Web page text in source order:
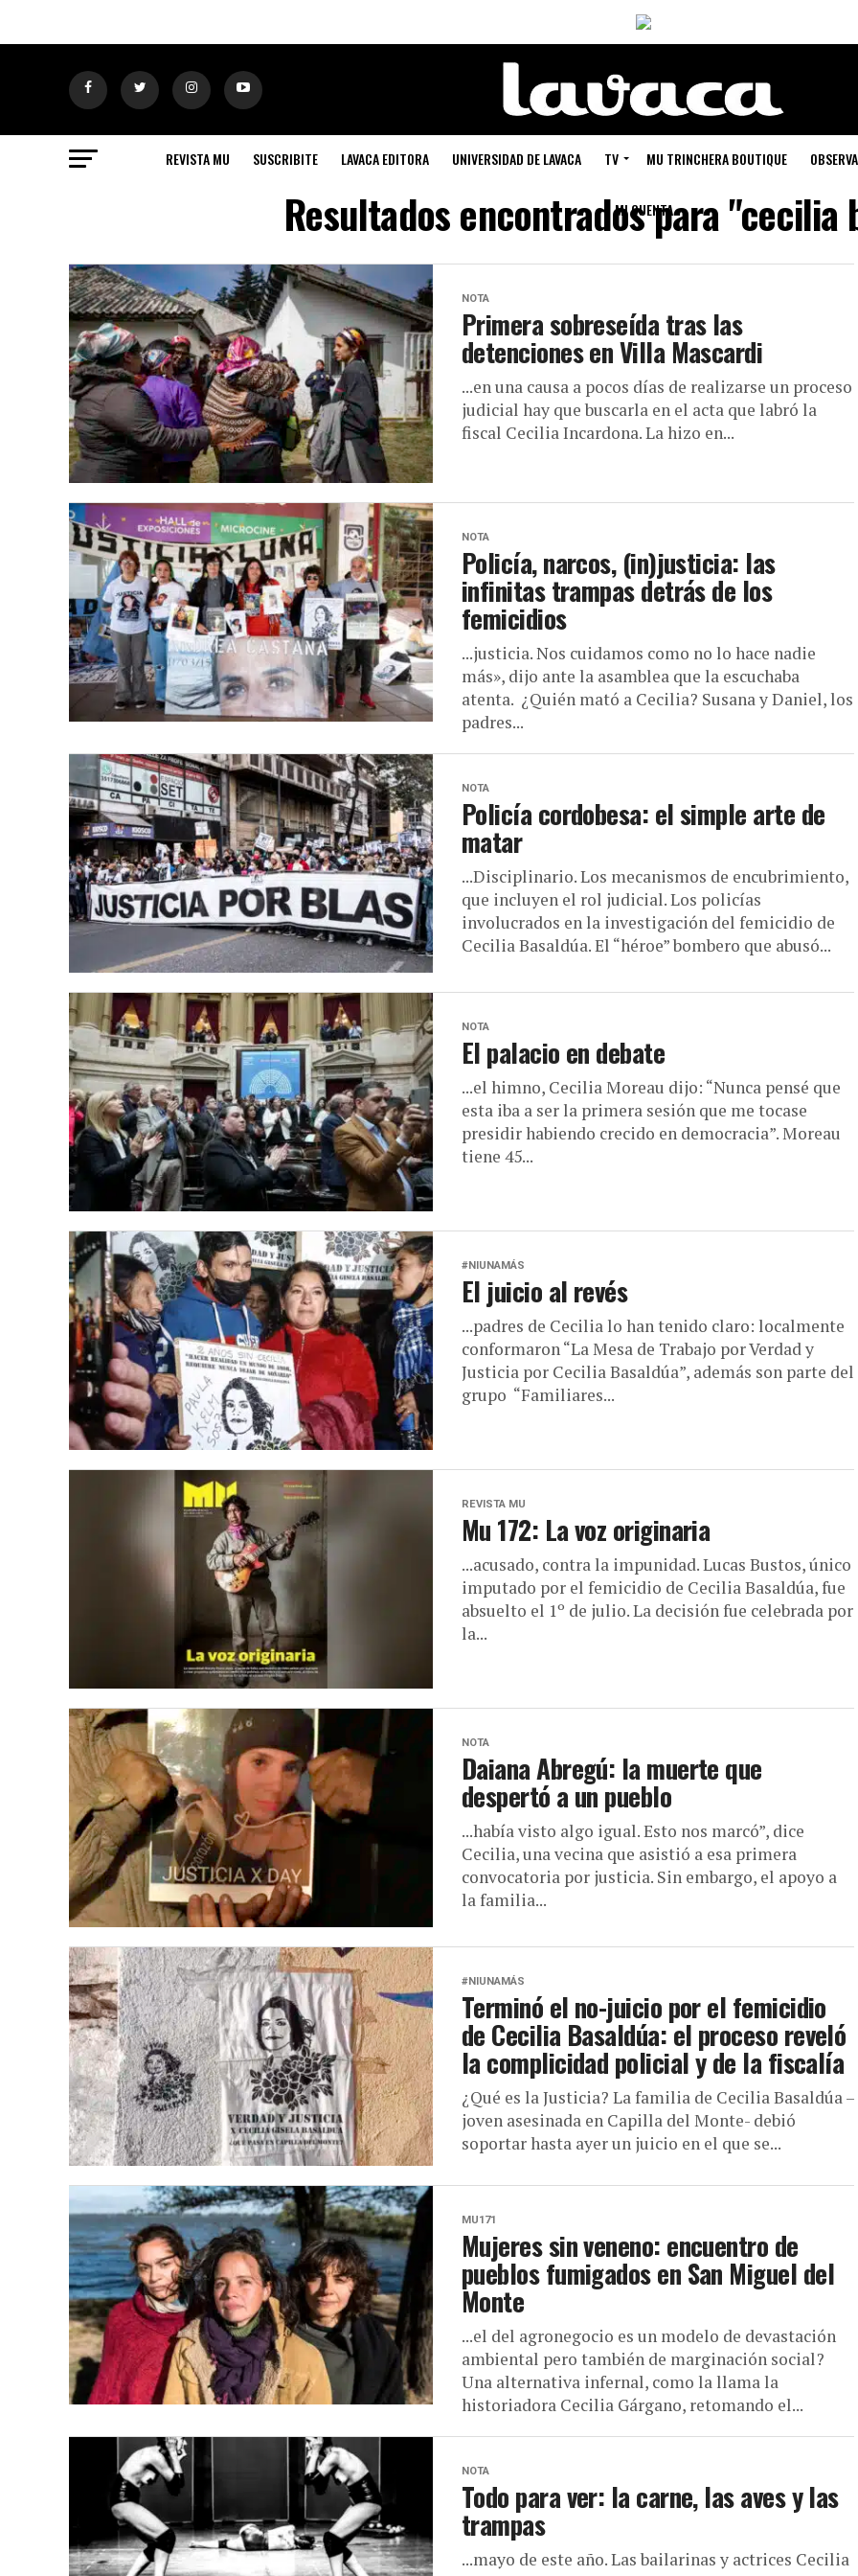
REVISTA MU SUSCRIBITE LAVACA EDITORA UNIVERSIDAD DE LAVACA TV MU TRINCHERA BOUTIQUE
MI CUENTA
Resultados encontrados para "cecilia
NOTA
Primera sobreseída tras las
detenciones en Villa Mascardi
...en una causa a pocos días de realizarse un proceso
judicial hay que buscarla en el acta que labró la
fiscal Cecilia Incardona. La hizo en...
NOTA
Policía, narcos, (in)justicia: las
infinitas trampas detrás de los
femicidios
...justicia. Nos cuidamos como no lo hace nadie
más», dijo ante la asamblea que la escuchaba
atenta. ¿Quién mató a Cecilia? Susana y Daniel, los
padres...
NOTA
Policía cordobesa: el simple arte de
matar
...Disciplinario. Los mecanismos de encubrimiento,
que incluyen el rol judicial. Los policías
involucrados en la investigación del femicidio de
Cecilia Basaldúa. El “héroe” bombero que abusó...
NOTA
El palacio en debate
...el himno, Cecilia Moreau dijo: “Nunca pensé que
esta iba a ser la primera sesión que me tocase
presidir habiendo crecido en democracia”. Moreau
tiene 45...
#NIUNAMÁS
El juicio al revés
...padres de Cecilia lo han tenido claro: localmente
conformaron “La Mesa de Trabajo por Verdad y
Justicia por Cecilia Basaldúa”, además son parte del
grupo “Familiares...
REVISTA MU
Mu 172: La voz originaria
...acusado, contra la impunidad. Lucas Bustos, único
imputado por el femicidio de Cecilia Basaldúa, fue
absuelto el 1º de julio. La decisión fue celebrada por
la...
NOTA
Daiana Abregú: la muerte que
despertó a un pueblo
...había visto algo igual. Esto nos marcó”, dice
Cecilia, una vecina que asistió a esa primera
convocatoria por justicia. Sin embargo, el apoyo a
la familia...
#NIUNAMÁS
Terminó el no-juicio por el femicidio
de Cecilia Basaldúa: el proceso reveló
la complicidad policial y de la fiscalía
¿Qué es la Justicia? La familia de Cecilia Basaldúa –
joven asesinada en Capilla del Monte- debió
soportar hasta ayer un juicio en el que se...
MU171
Mujeres sin veneno: encuentro de
pueblos fumigados en San Miguel del
Monte
...el del agronegocio es un modelo de devastación
ambiental pero también de marginación social?
Una alternativa infernal, como la llama la
historiadora Cecilia Gárgano, retomando el...
NOTA
Todo para ver: la carne, las aves y las
trampas
...mayo de este año. Las bailarinas y actrices Cecilia